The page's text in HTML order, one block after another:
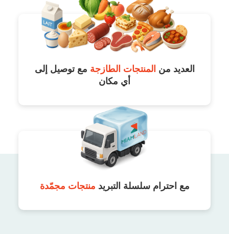
العديد من المنتجات الطازجة مع توصيل إلى
أي مكان
منتجات مجمّدة مع احترام سلسلة التبريد